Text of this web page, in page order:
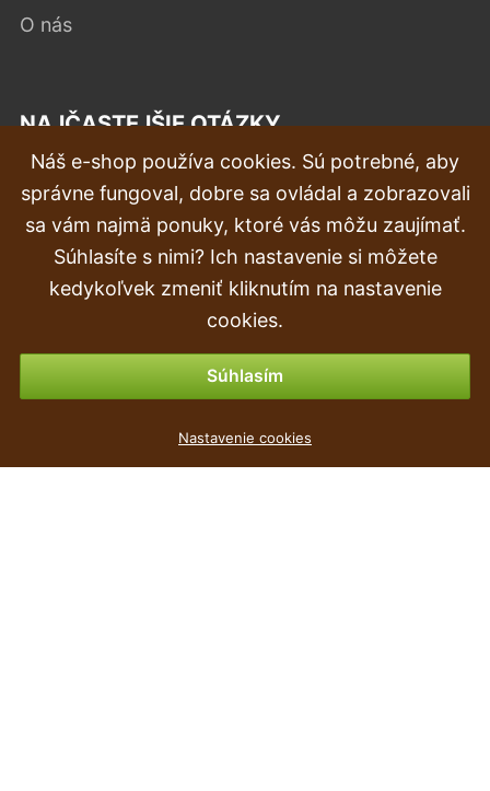
O nás
NAJČASTEJŠIE OTÁZKY
Reklamácia
Doprava a doručenie
Objednávka
Vrátenie tovaru & vrátenie peňazí
Náš e-shop používa cookies. Sú potrebné, aby
správne fungoval, dobre sa ovládal a zobrazovali
sa vám najmä ponuky, ktoré vás môžu zaujímať.
Súhlasíte s nimi? Ich nastavenie si môžete
kedykoľvek zmeniť kliknutím na nastavenie
cookies.
Súhlasím
Nastavenie cookies